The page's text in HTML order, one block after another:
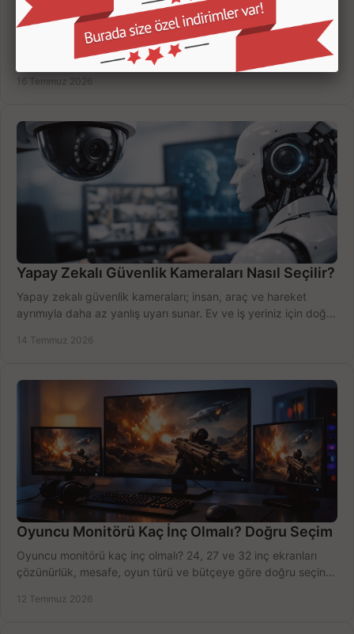
Kamera Kayıt Cihazı İncelemesi Nasıl Yapılır?
Kamera kayıt cihazı incelemesi yaparken kanal sayısı,
çözünürlük, disk kapasitesi ve uzaktan erişimi birlikte
değerlendirin; bütçenizi doğru yönetin.
16 Temmuz 2026
Yapay Zekalı Güvenlik Kameraları Nasıl Seçilir?
Yapay zekalı güvenlik kameraları; insan, araç ve hareket
ayrımıyla daha az yanlış uyarı sunar. Ev ve iş yeriniz için doğru
14 Temmuz 2026
Oyuncu Monitörü Kaç İnç Olmalı? Doğru Seçim
Oyuncu monitörü kaç inç olmalı? 24, 27 ve 32 inç ekranları
çözünürlük, mesafe, oyun türü ve bütçeye göre doğru seçin,
12 Temmuz 2026